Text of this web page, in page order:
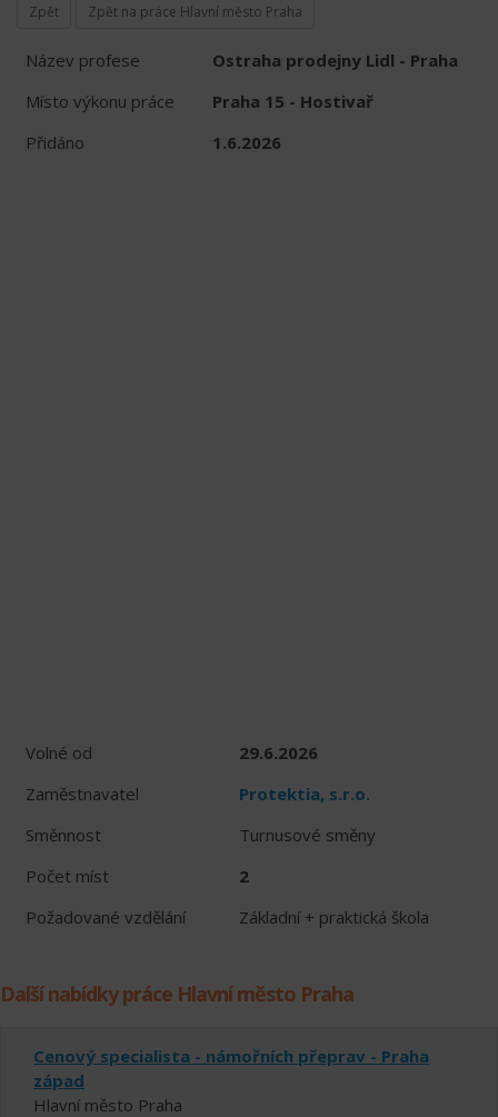
Zpět Zpět na práce Hlavní město Praha
Název profese
Ostraha prodejny Lidl - Praha
Místo výkonu práce
Praha 15 - Hostivař
Přidáno
1.6.2026
Volné od
29.6.2026
Zaměstnavatel
Protektia, s.r.o.
Směnnost
Turnusové směny
Počet míst
2
Požadované vzdělání
Základní + praktická škola
Další nabídky práce Hlavní město Praha
Cenový specialista - námořních přeprav - Praha
západ
Hlavní město Praha